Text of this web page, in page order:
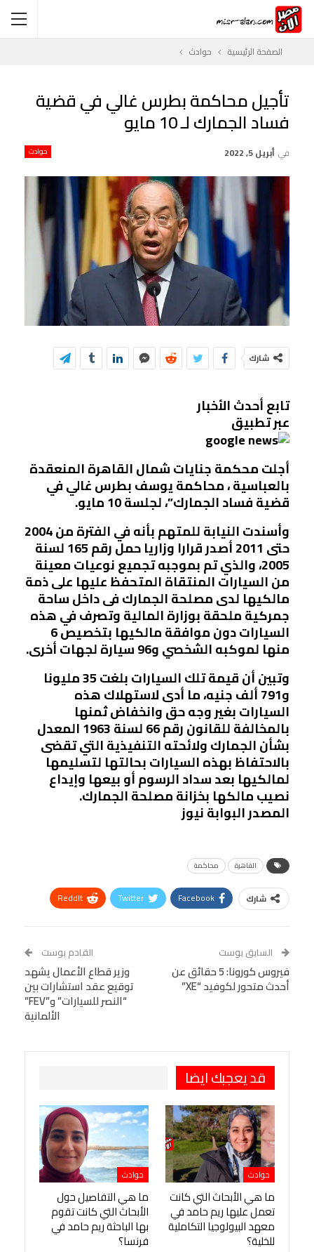
الصفحة الرئيسية حوادث
تأجيل محاكمة بطرس غالي في قضية
فساد الجمارك لـ 10 مايو
حوادث في أبريل 5, 2022
شارك
تابع أحدث الأخبار
عبر تطبيق
أجلت محكمة جنايات شمال القاهرة المنعقدة
بالعباسية ، محاكمة يوسف بطرس غالي في
قضية فساد الجمارك”، لجلسة 10 مايو.
وأسندت النيابة للمتهم بأنه في الفترة من 2004
حتى 2011 أصدر قرارا وزاريا حمل رقم 165 لسنة
2005، والذي تم بموجبه تجميع نوعيات معينة
من السيارات المنتقاة المتحفظ عليها على ذمة
مالكيها لدى مصلحة الجمارك فى داخل ساحة
جمركية ملحقة بوزارة المالية وتصرف في هذه
السيارات دون موافقة مالكيها بتخصيص 6
منها لموكبه الشخصي و96 سيارة لجهات أخرى.
وتبين أن قيمة تلك السيارات بلغت 35 مليونا
و791 ألف جنيه، ما أدى لاستهلاك هذه
السيارات بغير وجه حق وانخفاض ثمنها
بالمخالفة للقانون رقم 66 لسنة 1963 المعدل
بشأن الجمارك ولائحته التنفيذية التي تقضى
بالاحتفاظ بهذه السيارات بحالتها لتسليمها
لمالكيها بعد سداد الرسوم أو بيعها وإيداع
نصيب مالكها بخزانة مصلحة الجمارك.
المصدر البوابة نيوز
القاهرة محاكمة
شارك Facebook
Twitter
ReddIt
Tumblr
البريد الإلكتروني
StumbleUpon
VK
Digg
LINE
BlackBerry
Viber
السابق بوست
فيروس كورونا: 5 حقائق عن
أحدث متحور لكوفيد “XE”
القادم بوست
وزير قطاع الأعمال يشهد
توقيع عقد استشارات بين
“النصر للسيارات” و”FEV”
الألمانية
قد يعجبك ايضا
حوادث
ما هي الأبحاث التي كانت
تعمل عليها ريم حامد في
معهد البيولوجيا التكاملية
للخلية؟
حوادث
ما هي التفاصيل حول
الأبحاث التي كانت تقوم
بها الباحثة ريم حامد في
فرنسا؟